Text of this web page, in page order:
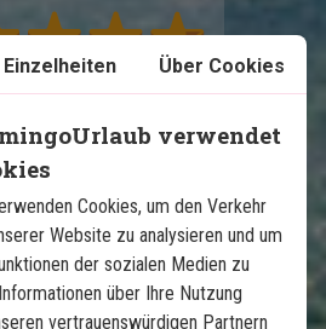
Einzelheiten Über Cookies
verwendet
Cookies, um den Verkehr
Website zu analysieren und um
der sozialen Medien zu
über Ihre Nutzung
vertrauenswürdigen Partnern